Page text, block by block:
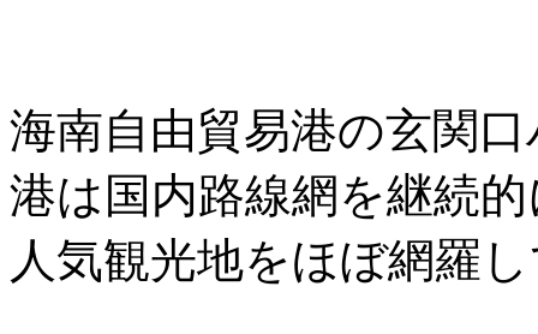
海南自由貿易港の玄関
港は国内路線網を継続
人気観光地をほぼ網羅